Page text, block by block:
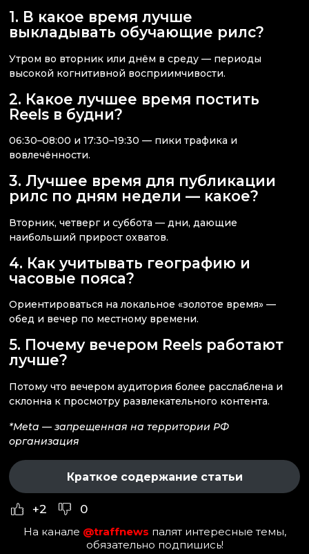
1. В какое время лучше
выкладывать обучающие рилс?
Утром во вторник или днём в среду — периоды
высокой когнитивной восприимчивости.
2. Какое лучшее время постить
Reels в будни?
06:30–08:00 и 17:30–19:30 — пики трафика и
вовлечённости.
3. Лучшее время для публикации
рилс по дням недели — какое?
Вторник, четверг и суббота — дни, дающие
наибольший прирост охватов.
4. Как учитывать географию и
часовые пояса?
Ориентироваться на локальное «золотое время» —
обед и вечер по местному времени.
5. Почему вечером Reels работают
лучше?
Потому что вечером аудитория более расслаблена и
склонна к просмотру развлекательного контента.
*Meta — запрещенная на территории РФ
организация
Краткое содержание статьи
+2 0
На канале @traffnews палят интересные темы,
обязательно подпишись!